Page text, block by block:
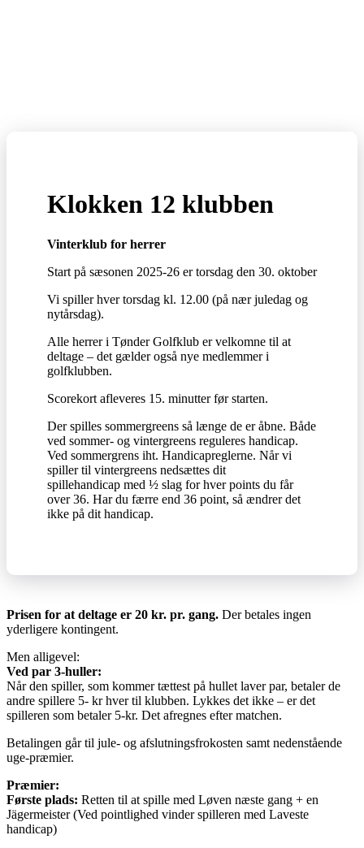
Klokken 12 klubben
Vinterklub for herrer
Start på sæsonen 2025-26 er torsdag den 30. oktober
Vi spiller hver torsdag kl. 12.00 (på nær juledag og
nytårsdag).
Alle herrer i Tønder Golfklub er velkomne til at
deltage – det gælder også nye medlemmer i
golfklubben.
Scorekort afleveres 15. minutter før starten.
Der spilles sommergreens så længe de er åbne. Både
ved sommer- og vintergreens reguleres handicap.
Ved sommergrens iht. Handicapreglerne. Når vi
spiller til vintergreens nedsættes dit
spillehandicap med ½ slag for hver points du får
over 36. Har du færre end 36 point, så ændrer det
ikke på dit handicap.
Prisen for at deltage er 20 kr. pr. gang. Der betales ingen
yderligere kontingent.
Men alligevel:
Ved par 3-huller:
Når den spiller, som kommer tættest på hullet laver par, betaler de
andre spillere 5- kr hver til klubben. Lykkes det ikke – er det
spilleren som betaler 5-kr. Det afregnes efter matchen.
Betalingen går til jule- og afslutningsfrokosten samt nedenstående
uge-præmier.
Præmier:
Første plads: Retten til at spille med Løven næste gang + en
Jägermeister (Ved pointlighed vinder spilleren med Laveste
handicap)